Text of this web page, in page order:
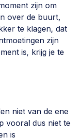
zijn om
over de buurt,
te klagen, dat
zijn
is, krijg je te
niet van de ene
vooral dus niet te
is